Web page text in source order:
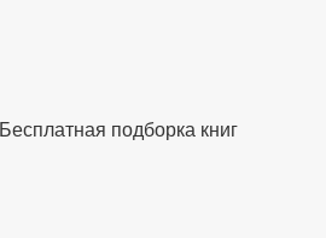
подборка книг